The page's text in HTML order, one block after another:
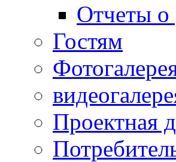
Отчеты
Гостям
Проектная